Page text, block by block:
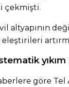
çekmişti.
altyapının
yıkım
göre